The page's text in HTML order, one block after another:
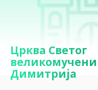
Црква Светог
Димитрија